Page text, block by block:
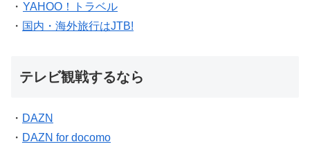
・ YAHOO！トラベル
・ 国内・海外旅行はJTB!
テレビ観戦するなら
・ DAZN
・ DAZN for docomo